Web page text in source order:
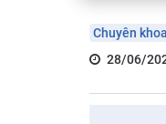
Chuyên
28/06/